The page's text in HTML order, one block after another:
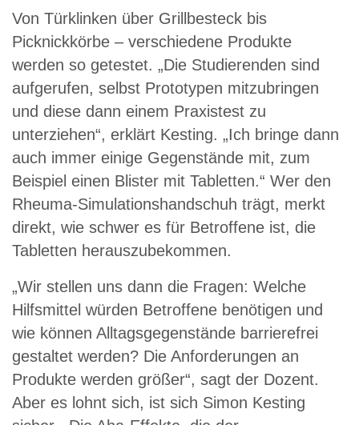
Von Türklinken über Grillbesteck bis
Picknickkörbe – verschiedene Produkte
werden so getestet. „Die Studierenden sind
aufgerufen, selbst Prototypen mitzubringen
und diese dann einem Praxistest zu
unterziehen“, erklärt Kesting. „Ich bringe dann
auch immer einige Gegenstände mit, zum
Beispiel einen Blister mit Tabletten.“ Wer den
Rheuma-Simulationshandschuh trägt, merkt
direkt, wie schwer es für Betroffene ist, die
Tabletten herauszubekommen.
„Wir stellen uns dann die Fragen: Welche
Hilfsmittel würden Betroffene benötigen und
wie können Alltagsgegenstände barrierefrei
gestaltet werden? Die Anforderungen an
Produkte werden größer“, sagt der Dozent.
Aber es lohnt sich, ist sich Simon Kesting